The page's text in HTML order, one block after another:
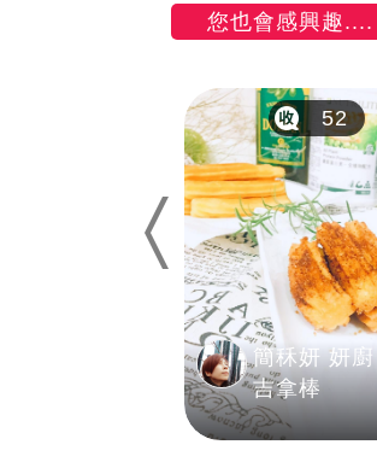
您也會感興趣....
Previous
簡秝妍 妍廚
吉拿棒
52